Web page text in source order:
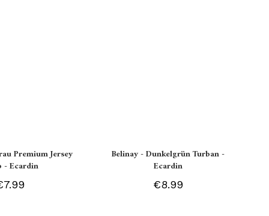
Premium Jersey
- Ecardin
Belinay - Dunkelgrün Turban -
Ecardin
€8.99